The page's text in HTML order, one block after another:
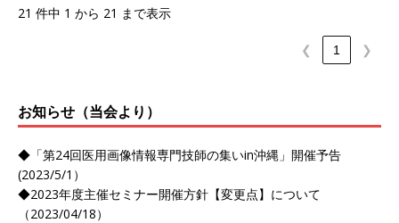
21 件中 1 から 21 まで表示
❮ 1 ❯
お知らせ（当会より）
◆「第24回医用画像情報専門技師の集いin沖縄」開催予告
(2023/5/1）
◆2023年度主催セミナー開催方針【変更点】について
（2023/04/18）